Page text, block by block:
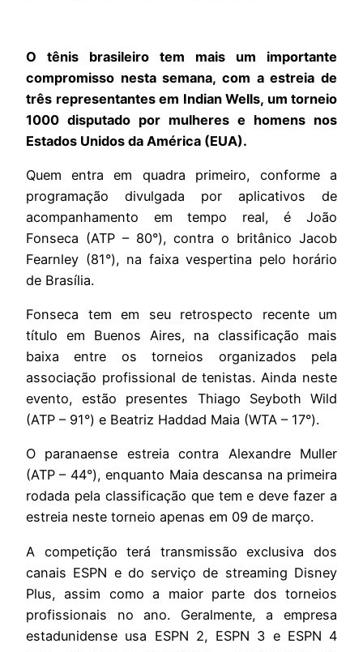
O tênis brasileiro tem mais um importante
compromisso nesta semana, com a estreia de
três representantes em Indian Wells, um torneio
1000 disputado por mulheres e homens nos
Estados Unidos da América (EUA).
Quem entra em quadra primeiro, conforme a
programação divulgada por aplicativos de
acompanhamento em tempo real, é João
Fonseca (ATP – 80°), contra o britânico Jacob
Fearnley (81°), na faixa vespertina pelo horário
de Brasília.
Fonseca tem em seu retrospecto recente um
título em Buenos Aires, na classificação mais
baixa entre os torneios organizados pela
associação profissional de tenistas. Ainda neste
evento, estão presentes Thiago Seyboth Wild
(ATP – 91°) e Beatriz Haddad Maia (WTA – 17°).
O paranaense estreia contra Alexandre Muller
(ATP – 44°), enquanto Maia descansa na primeira
rodada pela classificação que tem e deve fazer a
estreia neste torneio apenas em 09 de março.
A competição terá transmissão exclusiva dos
canais ESPN e do serviço de streaming Disney
Plus, assim como a maior parte dos torneios
profissionais no ano. Geralmente, a empresa
estadunidense usa ESPN 2, ESPN 3 e ESPN 4